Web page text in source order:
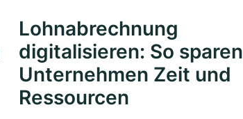
Lohnabrechnung
digitalisieren: So sparen
Unternehmen Zeit und
Ressourcen